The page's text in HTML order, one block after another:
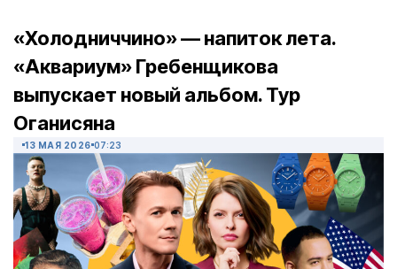
«Холодниччино» — напиток лета.
«Аквариум» Гребенщикова
выпускает новый альбом. Тур
Оганисяна
13 МАЯ 2026 07:23